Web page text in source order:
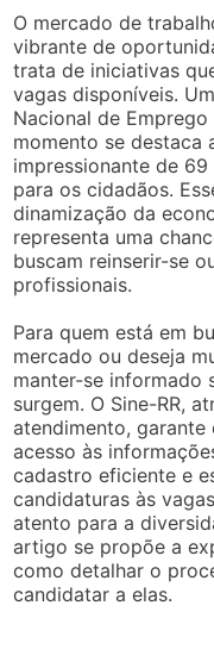
O mercado de
vibrante de
trata de iniciativas
vagas disponíveis.
Nacional de Emprego
momento se destaca
impressionante de
para os cidadãos.
dinamização da
representa uma
buscam reinserir-se
profissionais.
Para quem está em
mercado ou deseja
manter-se informado
surgem. O Sine-RR,
atendimento,
acesso às
cadastro eficiente e
candidaturas às
atento para a
artigo se propõe a
como detalhar o
candidatar a elas.